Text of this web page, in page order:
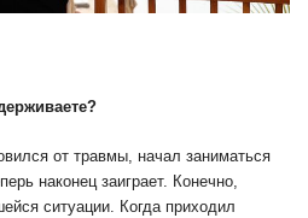
от травмы, начал заниматься
наконец заиграет. Конечно,
ситуации. Когда приходил